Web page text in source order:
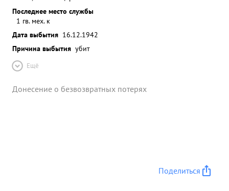
Последнее место службы
1 гв. мех. к
Дата выбытия 16.12.1942
Причина выбытия убит
Ещё
Донесение о безвозвратных потерях
Поделиться